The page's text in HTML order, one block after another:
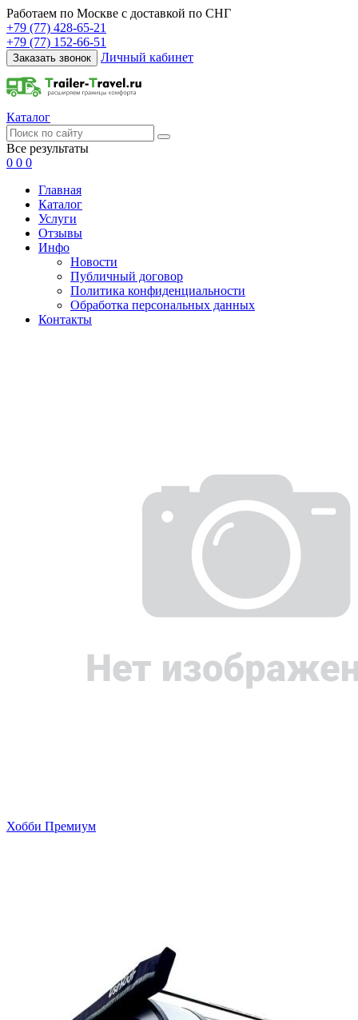
Работаем по Москве с доставкой по СНГ
+79 (77) 428-65-21
+79 (77) 152-66-51
Заказать звонок Личный кабинет
Каталог
Все результаты
0 0 0
Главная
Каталог
Услуги
Отзывы
Инфо
Новости
Публичный договор
Политика конфиденциальности
Обработка персональных данных
Контакты
Хобби Премиум